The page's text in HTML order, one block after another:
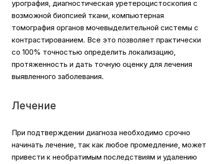
урография, диагностическая уретероцистоскопия с
возможной биопсией ткани, компьютерная
томография органов мочевыделительной системы с
контрастированием. Все это позволяет практически
со 100% точностью определить локализацию,
протяженность и дать точную оценку для лечения
выявленного заболевания.
Лечение
При подтверждении диагноза необходимо срочно
начинать лечение, так как любое промедление, может
привести к необратимым последствиям и удалению